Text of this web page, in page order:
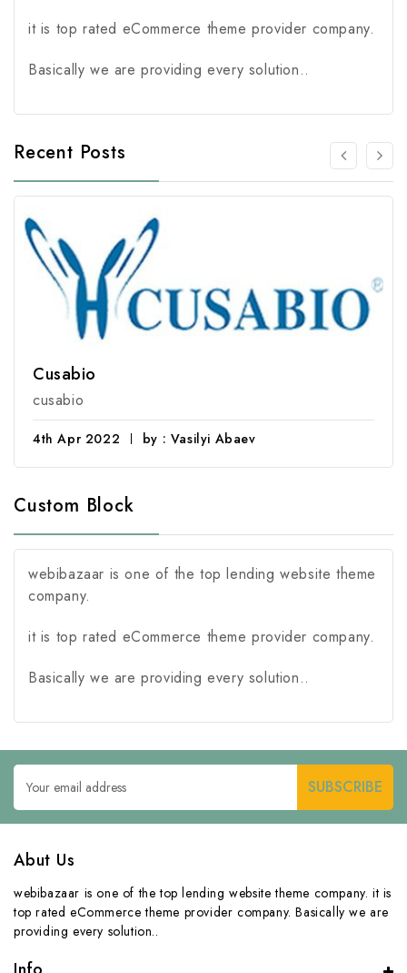
it is top rated eCommerce theme provider company.
Basically we are providing every solution..
Recent Posts
Cusabio
cusabio
4th Apr 2022 by : Vasilyi Abaev
Custom Block
webibazaar is one of the top lending website theme
company.
it is top rated eCommerce theme provider company.
Basically we are providing every solution..
Email
Address
Abut Us
webibazaar is one of the top lending website theme company. it is
top rated eCommerce theme provider company. Basically we are
providing every solution..